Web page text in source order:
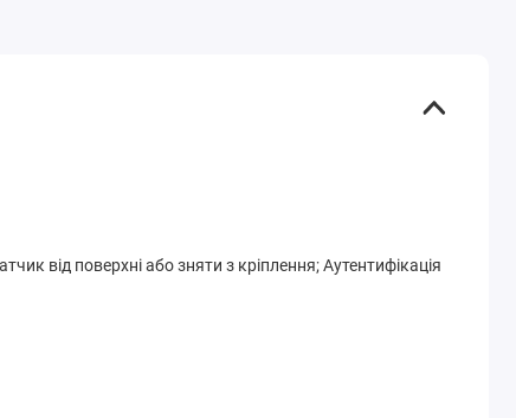
від поверхні або зняти з кріплення; Аутентифікація